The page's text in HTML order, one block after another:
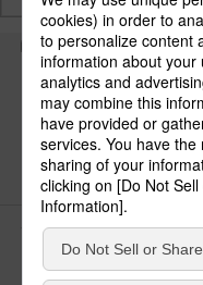
全て
チェック
パナソニック
サイトのご利用にあたって
パナソ